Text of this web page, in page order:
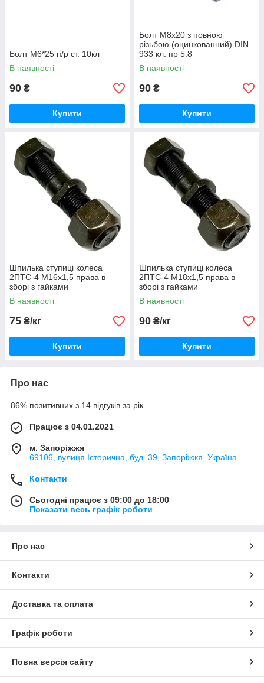
Болт М6*25 п/р ст. 10кл
В наявності
90 ₴
Купити
Болт М8х20 з повною
різьбою (оцинкованний) DIN
933 кл. пр 5.8
В наявності
90 ₴
Купити
Шпилька ступиці колеса
2ПТС-4 М16х1,5 права в
зборі з гайками
В наявності
75 ₴/кг
Купити
Шпилька ступиці колеса
2ПТС-4 М18х1,5 права в
зборі з гайками
В наявності
90 ₴/кг
Купити
Про нас
86% позитивних з 14 відгуків за рік
Працює з 04.01.2021
м. Запоріжжя
69106, вулиця Історична, буд. 39, Запоріжжя, Україна
Контакти
Сьогодні працює з 09:00 до 18:00
Показати весь графік роботи
Про нас
Контакти
Доставка та оплата
Графік роботи
Повна версія сайту